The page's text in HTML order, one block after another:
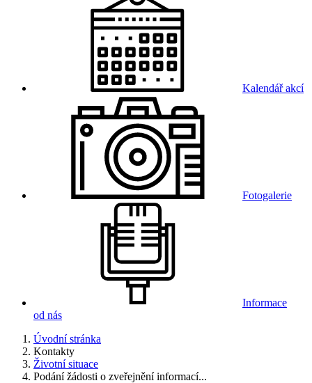
Kalendář akcí
Fotogalerie
Informace
od nás
Úvodní stránka
Kontakty
Životní situace
Podání žádosti o zveřejnění informací...